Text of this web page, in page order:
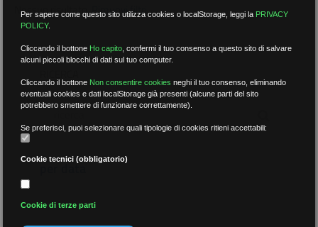
Nessun risultato.Rimuovi filtri
per data
Per sapere come questo sito utilizza cookies o localStorage, leggi la PRIVACY
POLICY.
Cliccando il bottone Ho capito ,confermi il tuo consenso a questo sito di salvare
alcuni piccoli blocchi di dati sul tuo computer.
Cliccando il bottone Non consentire cookies neghi il tuo consenso, eliminando
eventuali cookies e dati localStorage già presenti (alcune parti del sito
potrebbero smettere di funzionare correttamente).
Se preferisci, puoi selezionare quali tipologie di cookies ritieni accettabili:
Cookie tecnici (obbligatorio)
Cookie di terze parti